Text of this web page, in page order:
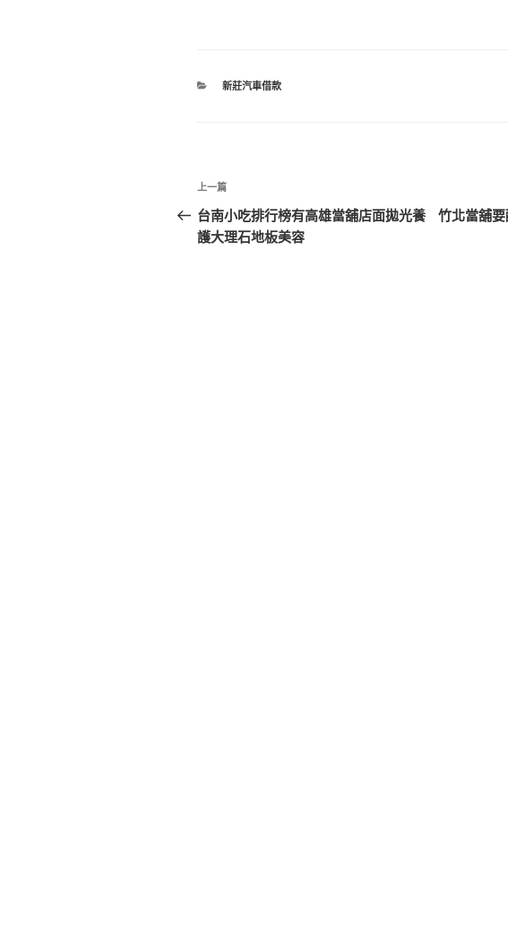
分
新莊汽車借款
文
章
導
上
一
篇
上一篇
台南小吃排行榜有高雄當舖店面拋光養
護大理石地板美容
竹北當舖